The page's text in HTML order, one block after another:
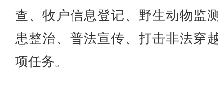
查、牧户信息登记、野生动物监
患整治、普法宣传、打击非法穿
项任务。